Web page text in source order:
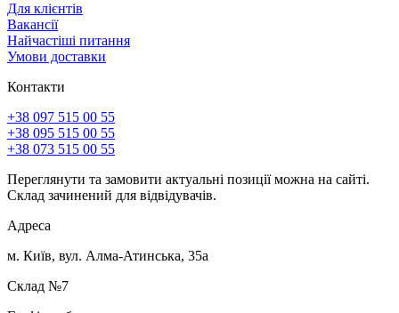
Для клієнтів
Вакансії
Найчастіші питання
Умови доставки
Контакти
+38 097 515 00 55
+38 095 515 00 55
+38 073 515 00 55
Переглянути та замовити актуальні позиції можна на сайті.
Склад зачинений для відвідувачів.
Адреса
м. Київ, вул. Алма-Атинська, 35а
Склад №7